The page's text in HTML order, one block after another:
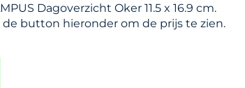
Dagoverzicht Oker 11.5 x 16.9 cm.
de button hieronder om de prijs te zien.